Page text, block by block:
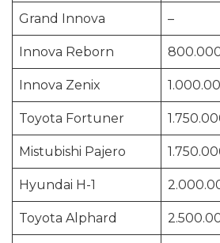
Grand Innova –
Innova Reborn
Innova Zenix
Toyota Fortuner
Mistubishi Pajero
Hyundai H-1
Toyota Alphard